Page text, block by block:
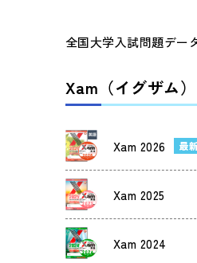
全国大学入試問題デー
Xam（イグザム）
Xam 2026 最
Xam 2025
Xam 2024